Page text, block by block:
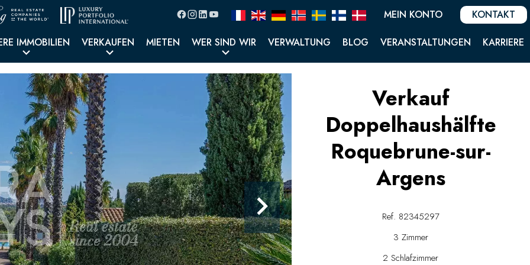
MEIN KONTO KONTAKT
IMMOBILIEN VERKAUFEN MIETEN WER SIND WIR VERWALTUNG BLOG VERANSTALTUNGEN KARRIERE
Verkauf
Doppelhaushälfte
Roquebrune-sur-
Argens
Ref. 82345297
3 Zimmer
2 Schlafzimmer